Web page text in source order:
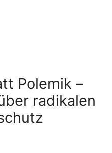
Polemik –
radikalen